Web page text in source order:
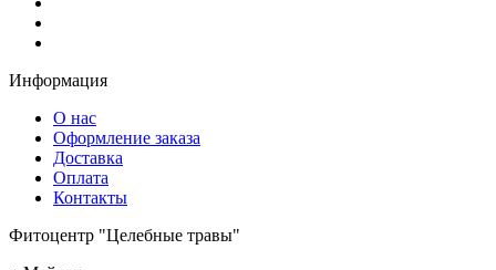
Информация
О нас
Оформление заказа
Доставка
Оплата
Контакты
Фитоцентр "Целебные травы"